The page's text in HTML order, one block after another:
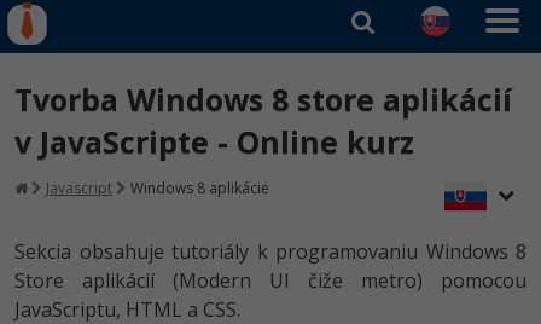
Rekvalifikačné kurzy
hradené úradom práce
Kurzy programovania
Java -80%
Prihlásiť sa| Registrovať
Tvorba Windows 8 store aplikácií
v JavaScripte - Online kurz
Javascript Windows 8 aplikácie
Sekcia obsahuje tutoriály k programovaniu Windows 8
Store aplikácií (Modern UI čiže metro) pomocou
JavaScriptu, HTML a CSS.